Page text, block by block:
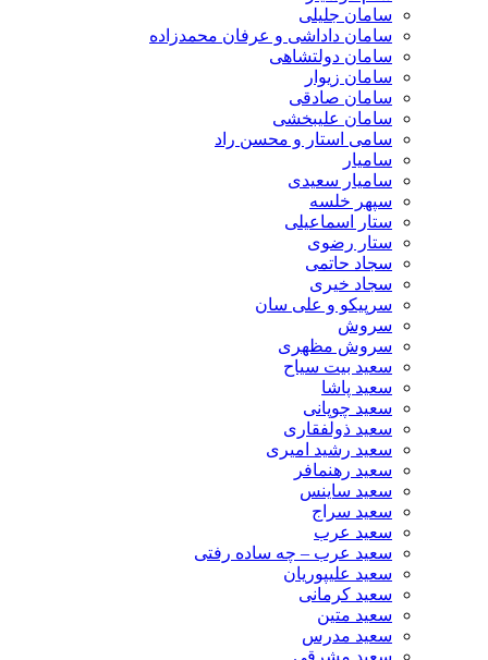
سامان جلیلی
سامان داداشی و عرفان محمدزاده
سامان دولتشاهی
سامان زیوار
سامان صادقی
سامان علیبخشی
سامی استار و محسن راد
سامیار
سامیار سعیدی
سپهر خلسه
ستار اسماعیلی
ستار رضوی
سجاد حاتمی
سجاد خیری
سرپیکو و علی سان
سروش
سروش مظهری
سعید بیت سیاح
سعید پاشا
سعید چوپانی
سعید ذولفقاری
سعید رشید امیری
سعید رهنمافر
سعید ساینس
سعید سراج
سعید عرب
سعید عرب – چه ساده رفتی
سعید علیپوریان
سعید کرمانی
سعید متین
سعید مدرس
سعید مشرقی